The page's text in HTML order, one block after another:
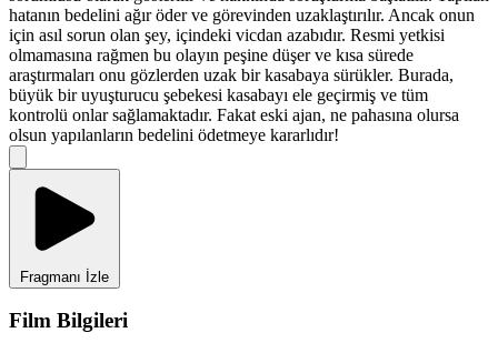
hatanın bedelini ağır öder ve görevinden uzaklaştırılır. Ancak onun
için asıl sorun olan şey, içindeki vicdan azabıdır. Resmi yetkisi
olmamasına rağmen bu olayın peşine düşer ve kısa sürede
araştırmaları onu gözlerden uzak bir kasabaya sürükler. Burada,
büyük bir uyuşturucu şebekesi kasabayı ele geçirmiş ve tüm
kontrolü onlar sağlamaktadır. Fakat eski ajan, ne pahasına olursa
olsun yapılanların bedelini ödetmeye kararlıdır!
Fragmanı İzle
Film Bilgileri